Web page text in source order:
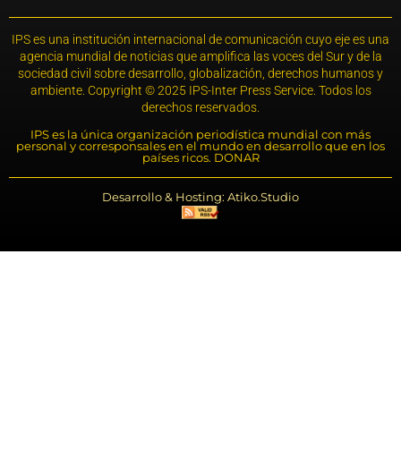
IPS es una institución internacional de comunicación cuyo eje es una
agencia mundial de noticias que amplifica las voces del Sur y de la
sociedad civil sobre desarrollo, globalización, derechos humanos y
ambiente. Copyright © 2025 IPS-Inter Press Service. Todos los
derechos reservados.
IPS es la única organización periodística mundial con más
personal y corresponsales en el mundo en desarrollo que en los
países ricos. DONAR
Desarrollo & Hosting: Atiko.Studio